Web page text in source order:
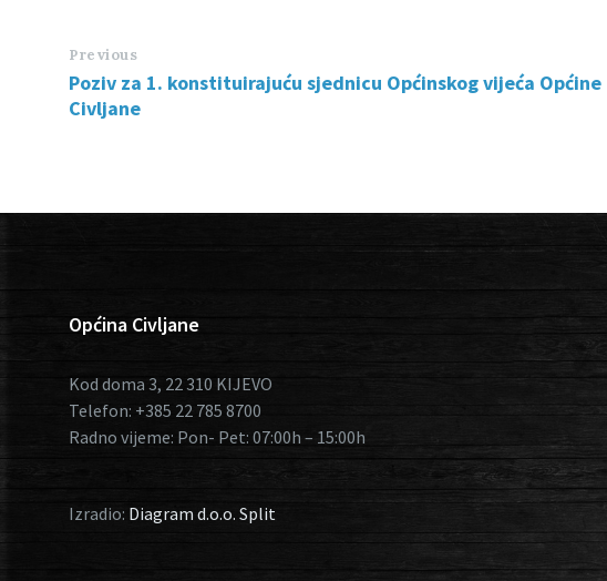
Previous
Poziv za 1. konstituirajuću sjednicu Općinskog vijeća Općine
Civljane
Općina Civljane
Kod doma 3, 22 310 KIJEVO
Telefon: +385 22 785 8700
Radno vijeme: Pon- Pet: 07:00h – 15:00h
Izradio: Diagram d.o.o. Split